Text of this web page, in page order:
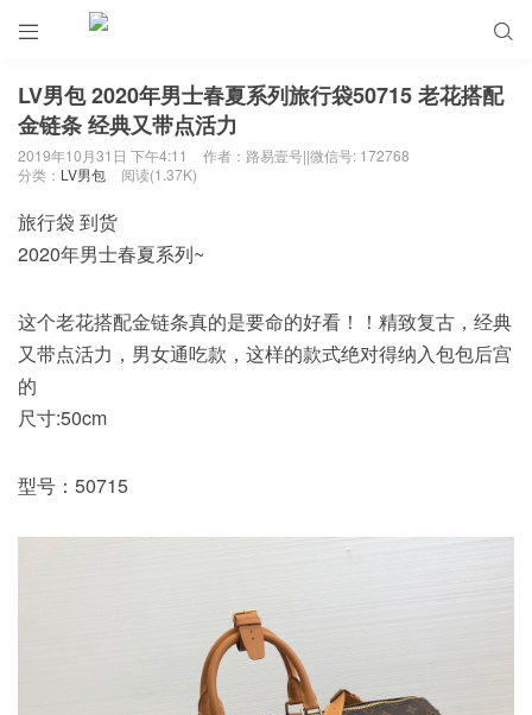
 
LV男包 2020年男士春夏系列旅行袋50715 老花搭配
金链条 经典又带点活力
2019年10月31日 下午4:11
作者：路易壹号||微信号: 172768
分类： LV男包 阅读(1.37K)
旅行袋 到货
2020年男士春夏系列~
这个老花搭配金链条真的是要命的好看！！精致复古，经典
又带点活力，男女通吃款，这样的款式绝对得纳入包包后宫
的
尺寸:50cm
型号：50715